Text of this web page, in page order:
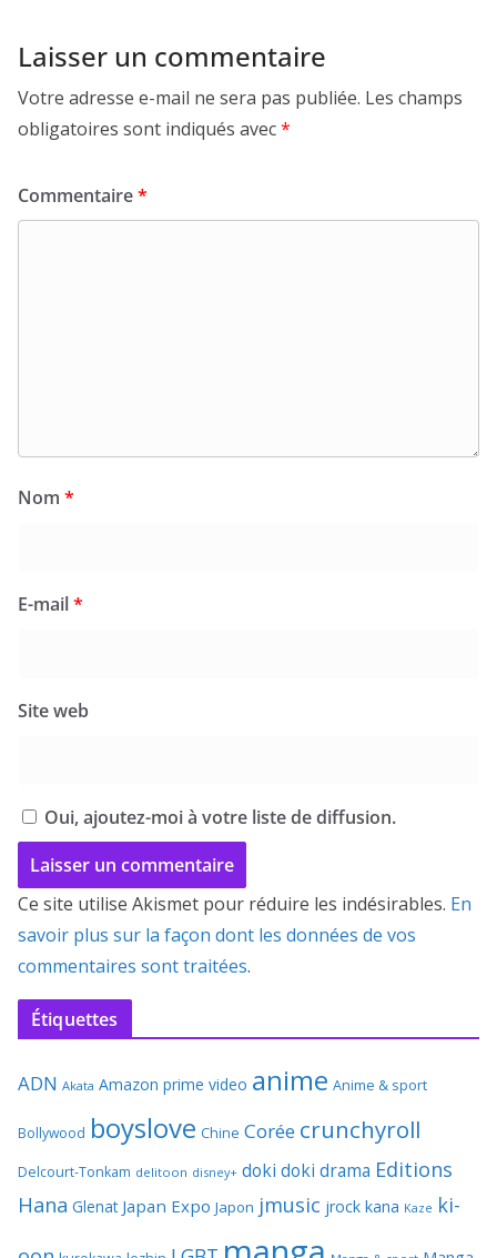
Laisser un commentaire
Votre adresse e-mail ne sera pas publiée. Les champs
obligatoires sont indiqués avec*
Commentaire*
Nom *
E-mail*
Site web
Oui, ajoutez-moi à votre liste de diffusion.
Ce site utilise Akismet pour réduire les indésirables. En
savoir plus sur la façon dont les données de vos
commentaires sont traitées.
Étiquettes
ADN Akata Amazon prime video anime Anime & sport
Bollywood boyslove Chine Corée crunchyroll
Delcourt-Tonkam delitoon disney+ doki doki drama Editions
Hana Glenat Japan Expo Japon jmusic jrock kana Kaze ki-